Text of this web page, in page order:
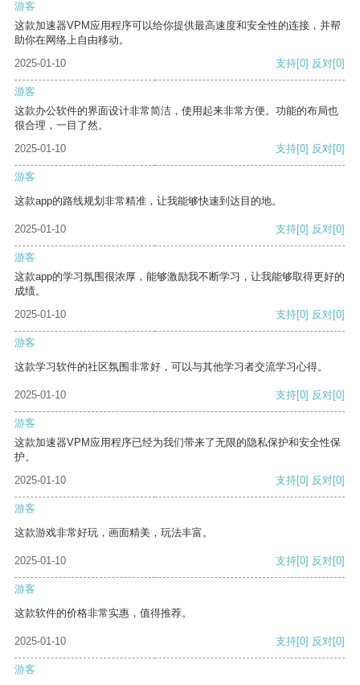
游客
这款加速器VPM应用程序可以给你提供最高速度和安全性的连接，并帮
助你在网络上自由移动。
2025-01-10
支持[0] 反对[0]
游客
这款办公软件的界面设计非常简洁，使用起来非常方便。功能的布局也
很合理，一目了然。
2025-01-10
支持[0] 反对[0]
游客
这款app的路线规划非常精准，让我能够快速到达目的地。
2025-01-10 支持[0] 反对[0]
游客
这款app的学习氛围很浓厚，能够激励我不断学习，让我能够取得更好的
成绩。
2025-01-10
支持[0] 反对[0]
游客
这款学习软件的社区氛围非常好，可以与其他学习者交流学习心得。
2025-01-10 支持[0] 反对[0]
游客
这款加速器VPM应用程序已经为我们带来了无限的隐私保护和安全性保
护。
2025-01-10
支持[0] 反对[0]
游客
这款游戏非常好玩，画面精美，玩法丰富。
2025-01-10 支持[0] 反对[0]
游客
这款软件的价格非常实惠，值得推荐。
2025-01-10 支持[0] 反对[0]
游客